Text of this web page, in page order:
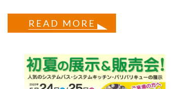
READ MORE